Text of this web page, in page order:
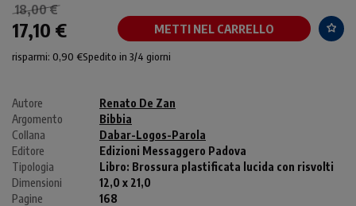
18,00 €
17,10 € METTI NEL CARRELLO
risparmi: 0,90 €Spedito in 3/4 giorni
Autore
Renato De Zan
Argomento
Bibbia
Collana
Dabar-Logos-Parola
Editore
Edizioni Messaggero Padova
Tipologia
Libro: Brossura plastificata lucida con risvolti
Dimensioni
12,0 x 21,0
Pagine
168